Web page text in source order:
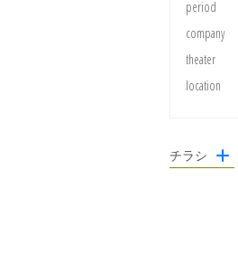
period
company
theater
location
チラシ